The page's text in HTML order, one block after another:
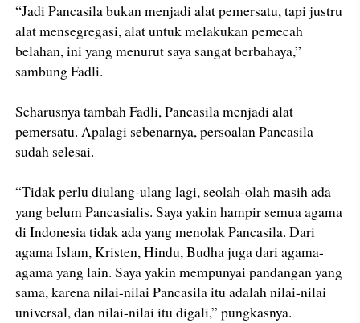
“Jadi Pancasila bukan menjadi alat pemersatu, tapi justru
alat mensegregasi, alat untuk melakukan pemecah
belahan, ini yang menurut saya sangat berbahaya,”
sambung Fadli.
Seharusnya tambah Fadli, Pancasila menjadi alat
pemersatu. Apalagi sebenarnya, persoalan Pancasila
sudah selesai.
“Tidak perlu diulang-ulang lagi, seolah-olah masih ada
yang belum Pancasialis. Saya yakin hampir semua agama
di Indonesia tidak ada yang menolak Pancasila. Dari
agama Islam, Kristen, Hindu, Budha juga dari agama-
agama yang lain. Saya yakin mempunyai pandangan yang
sama, karena nilai-nilai Pancasila itu adalah nilai-nilai
universal, dan nilai-nilai itu digali,” pungkasnya.